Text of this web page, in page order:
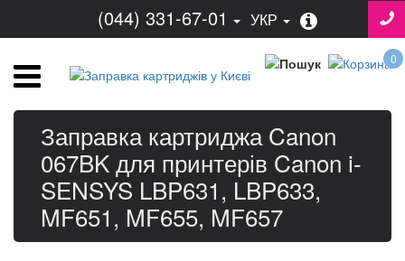
(044) 331-67-01 УКР
0
Заправка картриджа Canon
067BK для принтерів Canon i-
SENSYS LBP631, LBP633,
MF651, MF655, MF657